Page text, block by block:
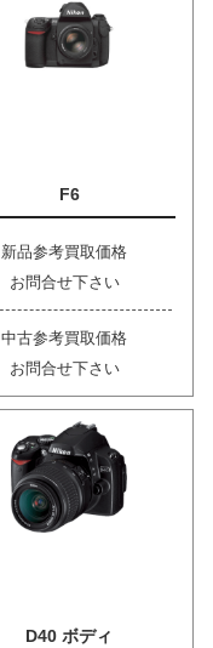
F6
新品参考買取価格
お問合せ下さい
中古参考買取価格
お問合せ下さい
D40 ボディ